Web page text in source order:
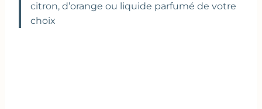
citron, d’orange ou liquide parfumé de votre
choix